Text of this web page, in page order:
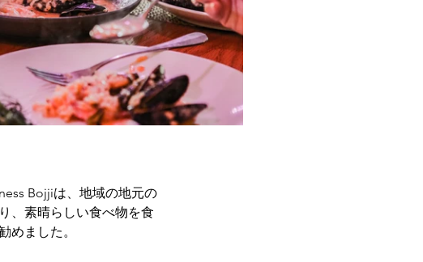
、素晴らしい食べ物を食
めました。